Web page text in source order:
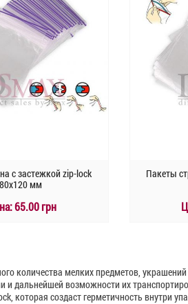
с застежкой zip-lock
80х120 мм
65.00 грн
Пакеты
количества мелких предметов,
дальнейшей возможности их
которая создаст герметичность внутри